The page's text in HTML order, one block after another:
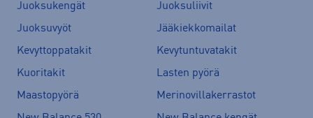
Juoksukengät
Juoksuliivit
Juoksuvyöt
Jääkiekkomailat
Kevyttoppatakit
Kevytuntuvatakit
Kuoritakit
Lasten pyörä
Maastopyörä
Merinovillakerrastot